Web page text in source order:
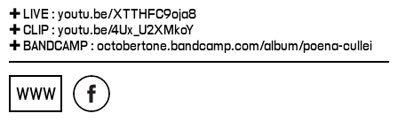
✚ LIVE : youtu.be/XTTHFC9oja8
✚ CLIP : youtu.be/4Ux_U2XMkoY
✚ BANDCAMP : octobertone.bandcamp.com/album/poena-cullei
WWW